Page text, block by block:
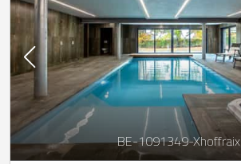
BE-1091349-Xhoffraix